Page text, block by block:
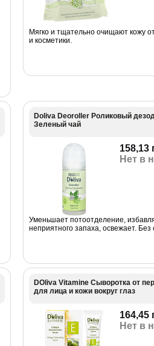
Мягко и тщательно очищают кожу
и косметики.
Doliva Deoroller Роликовый
Зеленый чай
158,13
Нет в
Уменьшает потоотделение,
неприятного запаха, освежает. Без
DOliva Vitamine Сыворотка от
для лица и кожи вокруг глаз
164,45
Нет в